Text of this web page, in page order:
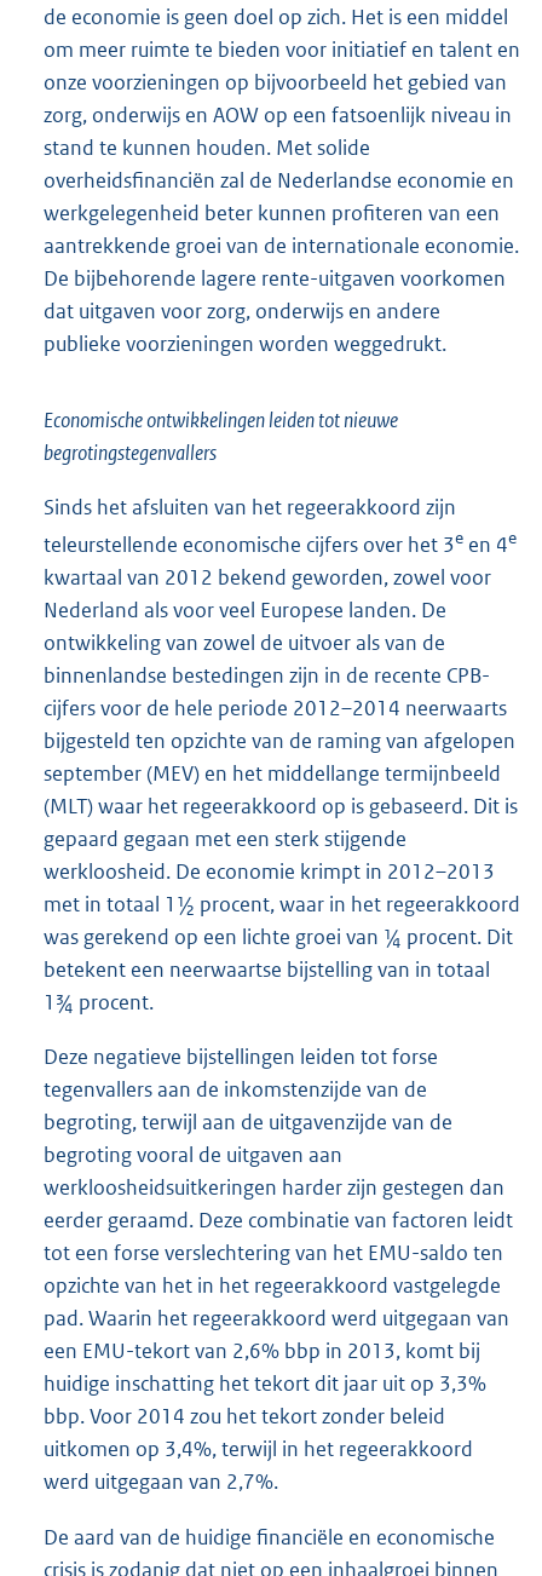
de economie is geen doel op zich. Het is een middel
om meer ruimte te bieden voor initiatief en talent en
onze voorzieningen op bijvoorbeeld het gebied van
zorg, onderwijs en AOW op een fatsoenlijk niveau in
stand te kunnen houden. Met solide
overheidsfinanciën zal de Nederlandse economie en
werkgelegenheid beter kunnen profiteren van een
aantrekkende groei van de internationale economie.
De bijbehorende lagere rente-uitgaven voorkomen
dat uitgaven voor zorg, onderwijs en andere
publieke voorzieningen worden weggedrukt.
Economische ontwikkelingen leiden tot nieuwe
begrotingstegenvallers
Sinds het afsluiten van het regeerakkoord zijn
teleurstellende economische cijfers over het 3e en 4e
kwartaal van 2012 bekend geworden, zowel voor
Nederland als voor veel Europese landen. De
ontwikkeling van zowel de uitvoer als van de
binnenlandse bestedingen zijn in de recente CPB-
cijfers voor de hele periode 2012–2014 neerwaarts
bijgesteld ten opzichte van de raming van afgelopen
september (MEV) en het middellange termijnbeeld
(MLT) waar het regeerakkoord op is gebaseerd. Dit is
gepaard gegaan met een sterk stijgende
werkloosheid. De economie krimpt in 2012–2013
met in totaal 1½ procent, waar in het regeerakkoord
was gerekend op een lichte groei van ¼ procent. Dit
betekent een neerwaartse bijstelling van in totaal
1¾ procent.
Deze negatieve bijstellingen leiden tot forse
tegenvallers aan de inkomstenzijde van de
begroting, terwijl aan de uitgavenzijde van de
begroting vooral de uitgaven aan
werkloosheidsuitkeringen harder zijn gestegen dan
eerder geraamd. Deze combinatie van factoren leidt
tot een forse verslechtering van het EMU-saldo ten
opzichte van het in het regeerakkoord vastgelegde
pad. Waarin het regeerakkoord werd uitgegaan van
een EMU-tekort van 2,6% bbp in 2013, komt bij
huidige inschatting het tekort dit jaar uit op 3,3%
bbp. Voor 2014 zou het tekort zonder beleid
uitkomen op 3,4%, terwijl in het regeerakkoord
werd uitgegaan van 2,7%.
De aard van de huidige financiële en economische
crisis is zodanig dat niet op een inhaalgroei binnen